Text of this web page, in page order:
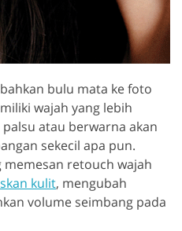
bulu mata ke foto
wajah yang lebih
atau berwarna akan
sekecil apa pun.
memesan retouch wajah
kulit, mengubah
volume seimbang pada